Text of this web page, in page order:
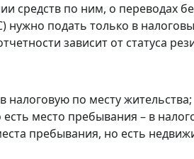
средств по ним, о переводах
нужно подать только в
зависит от статуса
налоговую по месту жительства;
место пребывания – в
пребывания, но есть